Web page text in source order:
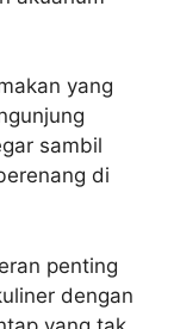
yang
sambil
di
penting
dengan